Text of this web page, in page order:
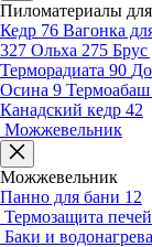
Пиломатериалы
Кедр 76 Вагонка
327 Ольха 275 Брус
Терморадиата 90
Осина 9 Термоабаш
Канадский кедр 42
Можжевельник
Можжевельник
Панно для бани 12
Термозащита печей
Баки и